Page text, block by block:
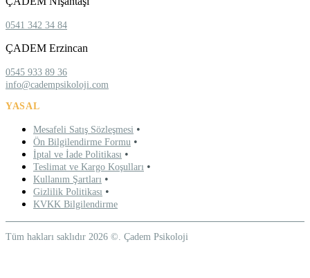
0541 342 34 84
ÇADEM Erzincan
0545 933 89 36
info@cadempsikoloji.com
YASAL
Mesafeli Satış Sözleşmesi •
Ön Bilgilendirme Formu •
İptal ve İade Politikası •
Teslimat ve Kargo Koşulları •
Kullanım Şartları •
Gizlilik Politikası •
KVKK Bilgilendirme
Tüm hakları saklıdır 2026 ©. Çadem Psikoloji